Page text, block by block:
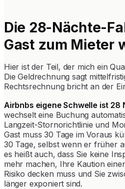
Die 28-Nächte-
Gast zum Mieter
Hier ist der Teil, der mich ein
Die Geldrechnung sagt
Rechtsrechnung bricht an der
Airbnbs eigene Schwelle ist 28
wechselt eine Buchung
Langzeit-Stornorichtlinie und
Gast muss 30 Tage im Voraus
30 Tage, selbst wenn er früher
es heißt auch, dass Sie keine
mehr machen, Ihre Kaution
Risiko decken muss und Sie
länger exponiert sind.